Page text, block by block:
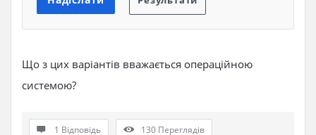
Що з цих варіантів вважається операційною
системою?
1 Відповідь 130 Переглядів